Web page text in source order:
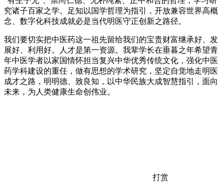
究诸子百家之学。足知以国学哲理为指引，开放兼容世界高概
念、数字化科技成就必是当代明医守正创新之路径。
我们要切实把中医药这一祖先留给我们的宝贵财富继承好、发
展好、利用好。人才是第一资源。我辈学长在垂暮之年希望青
年中医学者以家国情怀担当复兴中华优秀传统文化，强化中医
药学科建设的重任，做有思想的学术研究，坚定自觉地走明医
成才之路，明明德、致良知，以中华民族大成智慧指引，面向
未来，为人类健康生命创伟业。
打赏